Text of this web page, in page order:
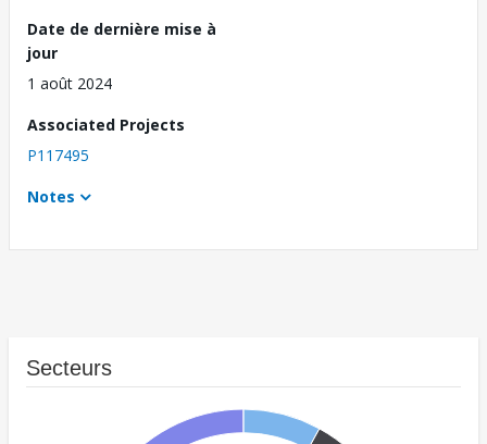
Date de dernière mise à
jour
1 août 2024
Associated Projects
P117495
Notes
Secteurs